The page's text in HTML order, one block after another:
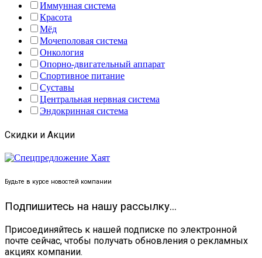
Иммунная система
Красота
Мёд
Мочеполовая система
Онкология
Опорно-двигательный аппарат
Спортивное питание
Суставы
Центральная нервная система
Эндокринная система
Скидки и Акции
Будьте в курсе новостей компании
Подпишитесь на нашу рассылку...
Присоединяйтесь к нашей подписке по электронной
почте сейчас, чтобы получать обновления о рекламных
акциях компании.